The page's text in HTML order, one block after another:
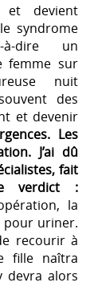
et devient
syndrome
à-dire un
femme sur
nuit
des
et devenir
Les
J’ai dû
fait
verdict :
la
pour uriner.
recourir à
fille naîtra
devra alors